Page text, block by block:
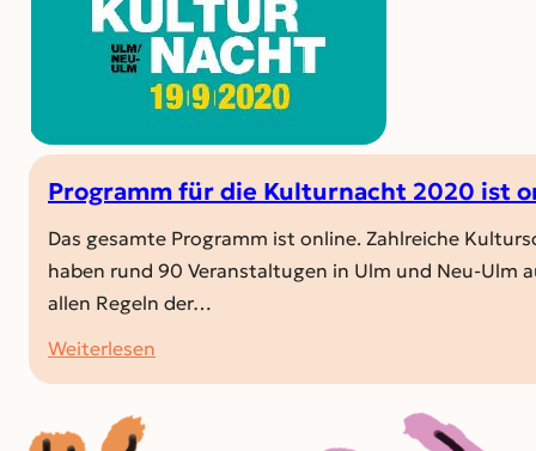
Park
öffnet
ab
17.
August
Programm für die Kulturnacht 2020 ist
Das gesamte Programm ist online. Zahlreiche
haben rund 90 Veranstaltugen in Ulm und Neu-Ulm
allen Regeln der…
Weiterlesen
Programm